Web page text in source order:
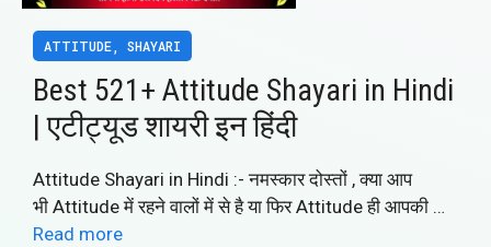
ATTITUDE SHAYARI
Best 521+ Attitude Shayari in Hindi
| एटीट्यूड शायरी इन हिंदी
Attitude Shayari in Hindi :- नमस्कार दोस्तों , क्या आप
भी Attitude में रहने वालों में से है या फिर Attitude ही आपकी …
Read more